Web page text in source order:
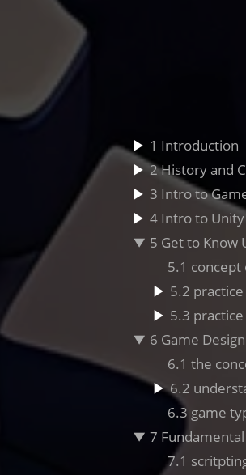
1 Introduction
2 History and
3 Intro to
4 Intro to Unity
5 Get to Know
5.1
5.2
5.3
6 Game
6.1 the
6.2
6.3 game
7
7.1